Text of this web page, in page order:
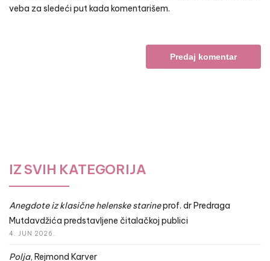
veba za sledeći put kada komentarišem.
IZ SVIH KATEGORIJA
Anegdote iz klasične helenske starineprof. dr Predraga
Mutdavdžića predstavljene čitalačkoj publici
4. JUN 2026.
Polja, Rejmond Karver